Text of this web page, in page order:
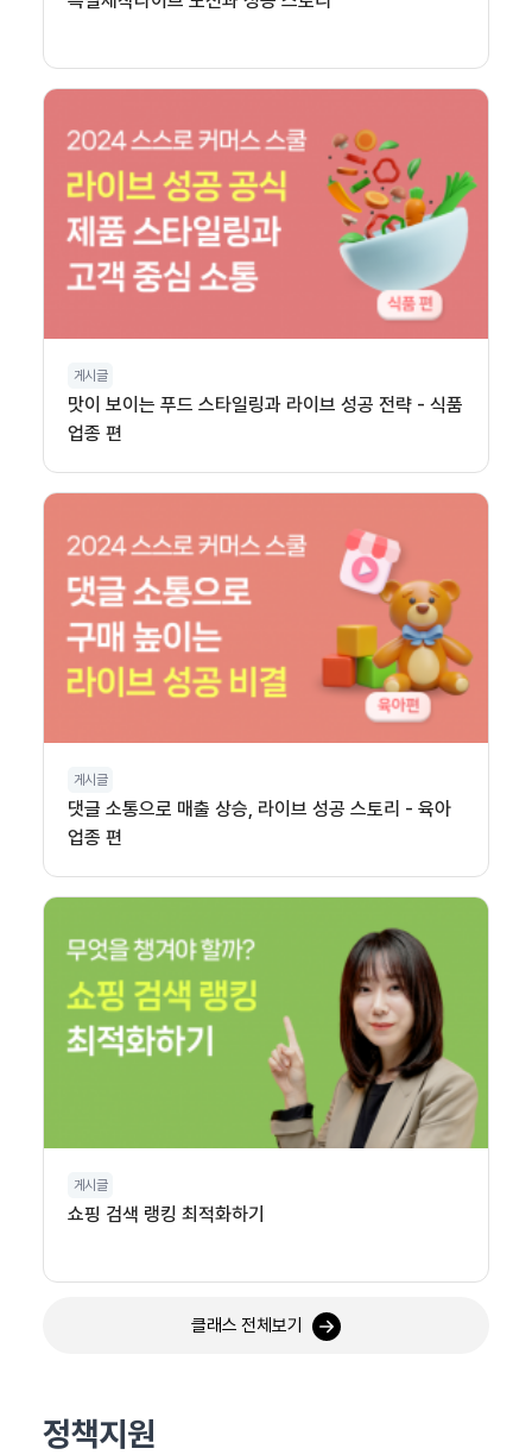
게시글
맛이 보이는 푸드 스타일링과 라이브 성공 전략 - 식품
업종 편
게시글
댓글 소통으로 매출 상승, 라이브 성공 스토리 - 육아
업종 편
게시글
쇼핑 검색 랭킹 최적화하기
클래스 전체보기
정책지원